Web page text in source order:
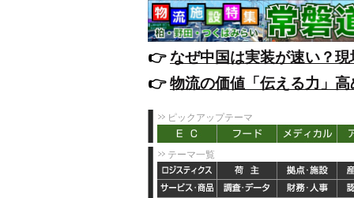
👉️なぜ中国は実装が速い？
👉️物流の価値「伝える力」
ピックアップテーマ
テーマ一覧